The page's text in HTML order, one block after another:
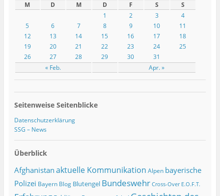
M D M D F S S
« Feb. Apr. »
1 2 3
4
5
6 7 8 9 10
11
12
13 14 15 16 17
18
19
20 21 22 23 24
25
26
27 28 29 30 31
Seitenweise Seitenblicke
Datenschutzerklärung
SSG – News
Überblick
Afghanistanaktuelle Kommunikation Alpen bayerische
Polizei Bayern Blog Blutengel Bundeswehr Cross-Over E.O.F.T.